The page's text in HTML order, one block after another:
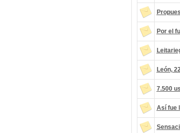
Por el
León,
7.500
Así fue